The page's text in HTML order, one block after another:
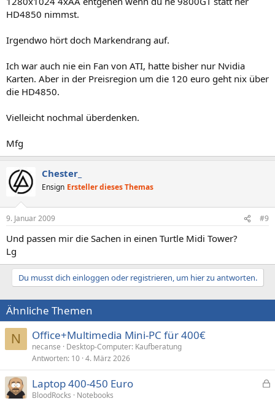
HD4850 nimmst.
Irgendwo hört doch Markendrang auf.
Ich war auch nie ein Fan von ATI, hatte bisher nur Nvidia
Karten. Aber in der Preisregion um die 120 euro geht nix über
die HD4850.
Vielleicht nochmal überdenken.
Mfg
Chester_
Ensign Ersteller dieses Themas
9. Januar 2009 #9
Und passen mir die Sachen in einen Turtle Midi Tower?
Lg
Du musst dich einloggen oder registrieren, um hier zu antworten.
Ähnliche Themen
N Office+Multimedia Mini-PC für 400€
necanse
Desktop-Computer: Kaufberatung
Antworten 10 4. März 2026
Laptop 400-450 Euro
BloodRocks
Notebooks